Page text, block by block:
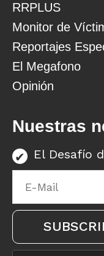
RRPLUS
Monitor de
Reportajes
El Megafono
Opinión
Nuestras
El Desafío